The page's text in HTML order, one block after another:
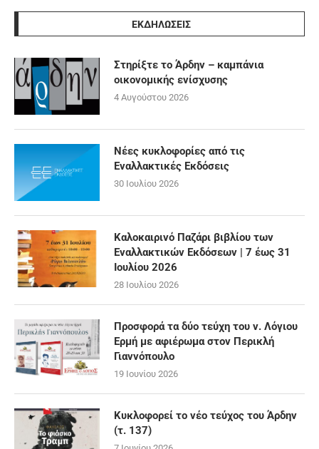
ΕΚΔΗΛΩΣΕΙΣ
Στηρίξτε το Άρδην – καμπάνια
οικονομικής ενίσχυσης
4 Αυγούστου 2026
Νέες κυκλοφορίες από τις
Εναλλακτικές Εκδόσεις
30 Ιουλίου 2026
Καλοκαιρινό Παζάρι βιβλίου των
Εναλλακτικών Εκδόσεων | 7 έως 31
Ιουλίου 2026
28 Ιουλίου 2026
Προσφορά τα δύο τεύχη του ν. Λόγιου
Ερμή με αφιέρωμα στον Περικλή
Γιαννόπουλο
19 Ιουνίου 2026
Κυκλοφορεί το νέο τεύχος του Άρδην
(τ. 137)